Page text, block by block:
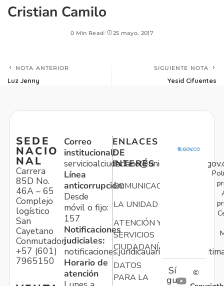
Cristian Camilo
0 Min Read 25 mayo, 2017
NOTA ANTERIOR
Luz Jenny
SIGUIENTE NOTA
Yesid Cifuentes
SEDE
NACIO
NAL
Carrera
85D No.
46A – 65
Complejo
logístico
San
Cayetano
Conmutador:
+57 (601)
7965150
Correo
institucional:
Línea
anticorrupción:
Desde
móvil o fijo:
157
Notificaciones
judiciales:
Horario de
atención
ENLACES
DE
INTERÉS
COMUNICACIONES
LA UNIDAD
ATENCIÓN Y
SERVICIOS
CIUDADANÍA
DATOS
PARA LA
Sí
gu
©